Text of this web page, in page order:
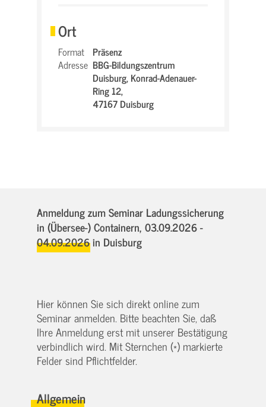
Ort
Format Präsenz
Adresse BBG-Bildungszentrum
Duisburg,Konrad-Adenauer-
Ring 12,
47167 Duisburg
Anmeldung zum Seminar Ladungssicherung
in (Übersee-) Containern, 03.09.2026 -
04.09.2026in Duisburg
Hier können Sie sich direkt online zum
Seminar anmelden. Bitte beachten Sie, daß
Ihre Anmeldung erst mit unserer Bestätigung
verbindlich wird. Mit Sternchen (*) markierte
Felder sind Pflichtfelder.
Allgemein